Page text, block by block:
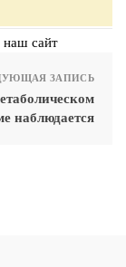
наш сайт
ЗАПИСЬ
наблюдается